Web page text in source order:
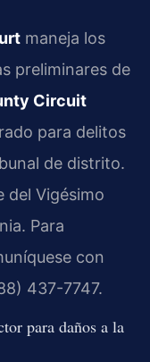
maneja los
preliminares de
Circuit
para delitos
de distrito.
del Vigésimo
Para
con
437-7747.
para daños a la